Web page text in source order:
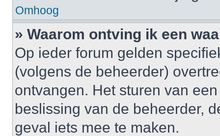
Omhoog
» Waarom ontving ik een
Op ieder forum gelden
(volgens de beheerder)
ontvangen. Het sturen van
beslissing van de beheerder,
geval iets mee te maken.